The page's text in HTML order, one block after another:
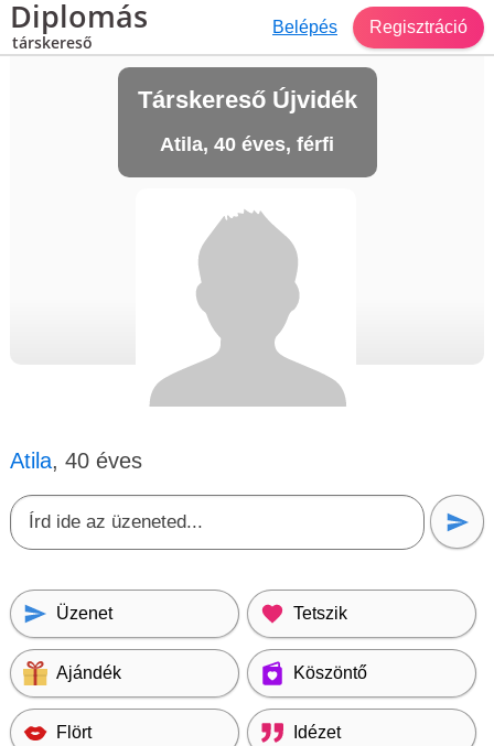
Diplomás
társkereső
Belépés Regisztráció
Társkereső Újvidék
Atila, 40 éves, férfi
Atila, 40 éves
Üzenet Tetszik
Ajándék Köszöntő
Flört Idézet